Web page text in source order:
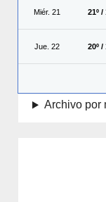
Miér. 21 21º /
Jue. 22 20º /
Archivo por